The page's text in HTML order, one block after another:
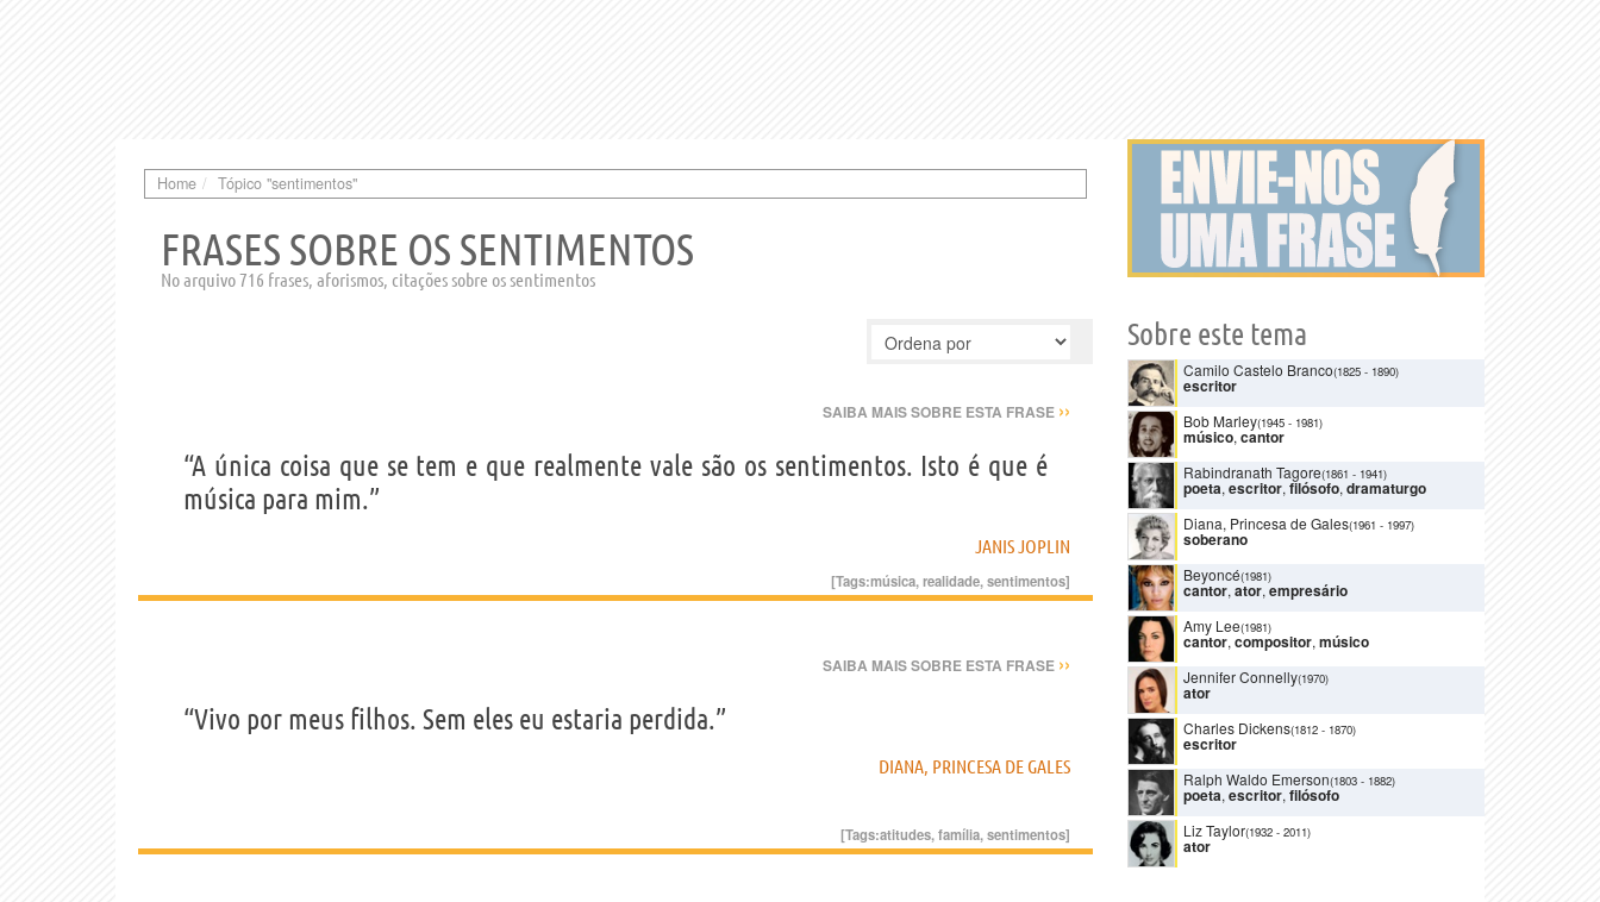
Home Tópico "sentimentos"
FRASES SOBRE OS SENTIMENTOS
No arquivo 716 frases, aforismos, citações sobre os sentimentos
SAIBA MAIS SOBRE ESTA FRASE ››
“A única coisa que se tem e que realmente vale são os sentimentos. Isto é que é
música para mim.”
JANIS JOPLIN
[Tags:música,realidade,sentimentos]
SAIBA MAIS SOBRE ESTA FRASE ››
“Vivo por meus filhos. Sem eles eu estaria perdida.”
DIANA, PRINCESA DE GALES
[Tags:atitudes,família,sentimentos]
Sobre este tema
Camilo Castelo Branco(1825 - 1890)
escritor
Bob Marley(1945 - 1981)
músico, cantor
Rabindranath Tagore(1861 - 1941)
poeta, escritor, filósofo, dramaturgo
Diana, Princesa de Gales(1961 - 1997)
soberano
Beyoncé(1981)
cantor, ator,empresário
Amy Lee(1981)
cantor, compositor, músico
Jennifer Connelly(1970)
ator
Charles Dickens(1812 - 1870)
escritor
Ralph Waldo Emerson(1803 - 1882)
poeta, escritor, filósofo
Liz Taylor(1932 - 2011)
ator